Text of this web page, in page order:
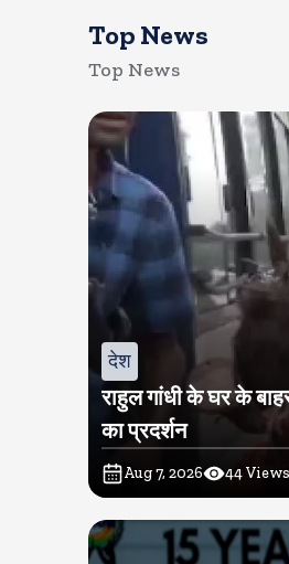
Top News
Top News
देश
राहुल गांधी के घर के
का प्रदर्शन
Aug 7, 2026 44Views